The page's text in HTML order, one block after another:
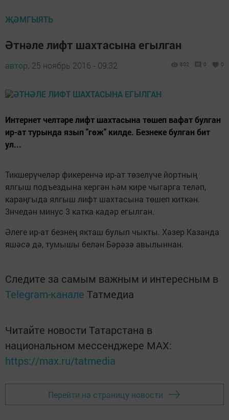
ҖӘМГЫЯТЬ
Әтнәле лифт шахтасына егылган
автор, 25 ноябрь 2016 - 09:32 802 0 0
Интернет челтәре лифт шахтасына төшеп вафат булган
ир-ат турында язып "гөж" килде. Безнеке булган бит
ул...
Тикшерүчеләр фикеренчә ир-ат төзелүче йортның
ялгыш подъездына кергән һәм кире чыгарга теләп,
караңгыда ялгыш лифт шахтасына төшеп киткән.
3нчедән минус 3 катка кадәр егылган.
Әлеге ир-ат безнең якташ булып чыкты. Хәзер Казанда
яшәсә дә, тумышы белән Бәрәзә авылыннан.
Следите за самым важным и интересным в
Telegram-канале Татмедиа
Читайте новости Татарстана в
национальном мессенджере MАХ:
https://max.ru/tatmedia
Перейти на страницу новости